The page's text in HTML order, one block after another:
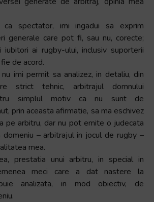
spectator, imi ingadui sa exprim
generale care pot fi, sau nu, corecte;
ai rugby-ului, inclusiv suporterii
de acord.
imi permit sa analizez, in detaliu, din
strict tehnic, arbitrajul domnului
simplul motiv ca nu sunt de
prin aceasta afirmatie, sa ma eschivez
pe arbitru, dar nu pot emite o judecata
– arbitrajul in jocul de rugby –
mea.
prestatia unui arbitru, in special in
meci care a dat nastere la
analizata, in mod obiectiv, de